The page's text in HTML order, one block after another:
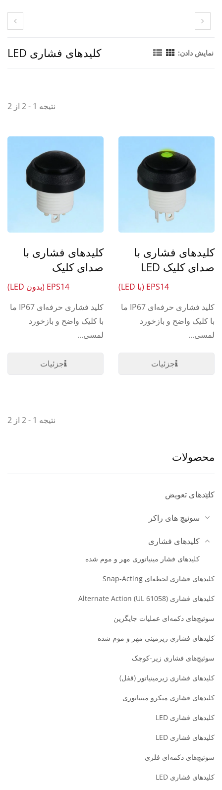
کلیدهای فشاری LED نمایش دادن:
نتیجه 1 - 2 از 2
کلیدهای فشاری با
صدای کلیک LED
EPS14 (با LED)
کلید فشاری حرفه‌ای IP67 ما
با کلیک واضح و بازخورد
لمسی...
جزئیات
کلیدهای فشاری با
صدای کلیک
EPS14 (بدون LED)
کلید فشاری حرفه‌ای IP67 ما
با کلیک واضح و بازخورد
لمسی...
جزئیات
نتیجه 1 - 2 از 2
محصولات
کلیدهای تعویض
سوئیچ های راکر
کلیدهای فشاری
کلیدهای فشار مینیاتوری مهر و موم شده
کلیدهای فشاری لحظه‌ای Snap-Acting
کلیدهای فشاری Alternate Action (UL 61058)
سوئیچ‌های دکمه‌ای عملیات جایگزین
کلیدهای فشاری زیرمینی مهر و موم شده
سوئیچ‌های فشاری زیر-کوچک
کلیدهای فشاری زیرمینیاتور (قفل)
کلیدهای فشاری میکرو مینیاتوری
کلیدهای فشاری LED
کلیدهای فشاری LED
سوئیچ‌های دکمه‌ای فلزی
کلیدهای فشاری LED